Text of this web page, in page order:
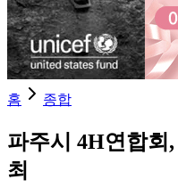
홈 종합
파주시 4H연합회
최